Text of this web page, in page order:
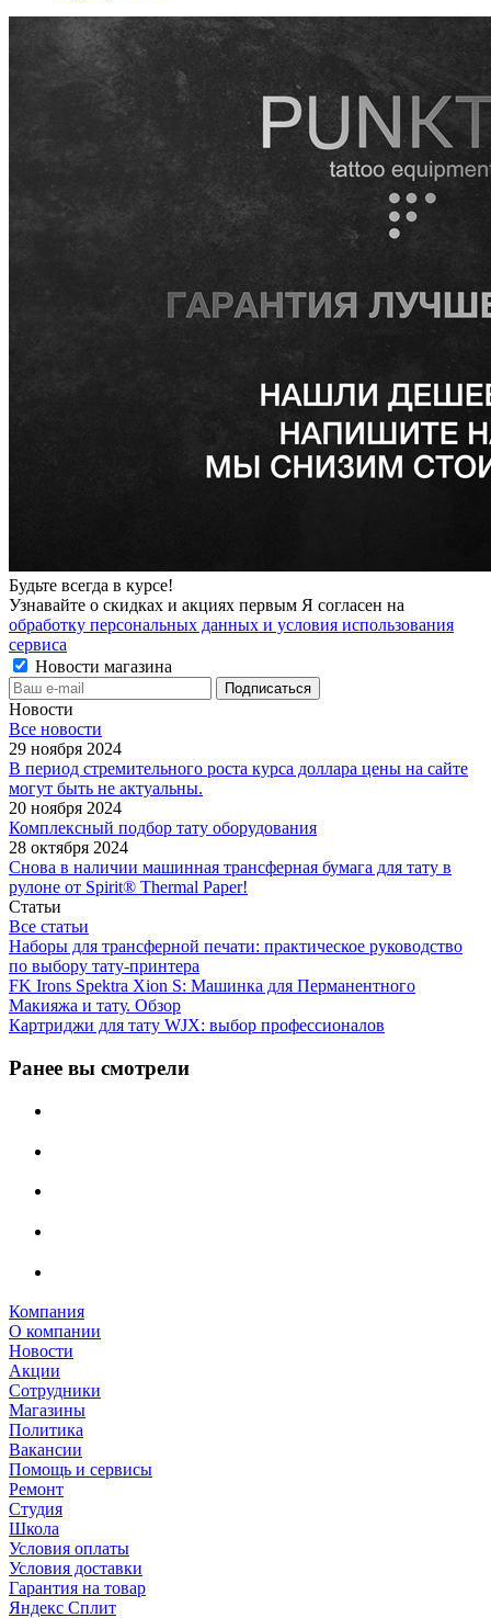
Будьте всегда в курсе!
Узнавайте о скидках и акциях первым Я согласен на
обработку персональных данных и условия использования
сервиса
Новости магазина
Новости
Все новости
29 ноября 2024
В период стремительного роста курса доллара цены на сайте
могут быть не актуальны.
20 ноября 2024
Комплексный подбор тату оборудования
28 октября 2024
Снова в наличии машинная трансферная бумага для тату в
рулоне от Spirit® Thermal Paper!
Статьи
Все статьи
Наборы для трансферной печати: практическое руководство
по выбору тату‑принтера
FK Irons Spektra Xion S: Машинка для Перманентного
Макияжа и тату. Обзор
Картриджи для тату WJX: выбор профессионалов
Ранее вы смотрели
Компания
О компании
Новости
Акции
Сотрудники
Магазины
Политика
Вакансии
Помощь и сервисы
Ремонт
Студия
Школа
Условия оплаты
Условия доставки
Гарантия на товар
Яндекс Сплит